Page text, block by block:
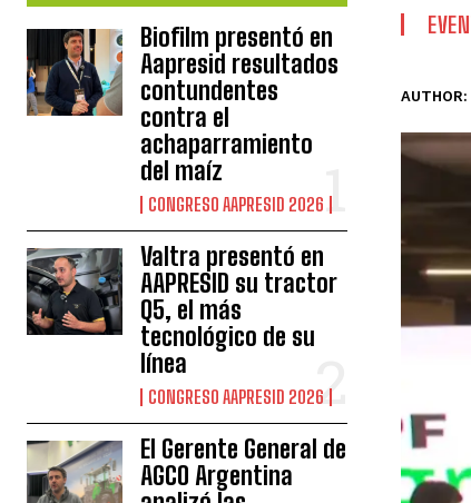
Biofilm presentó en
Aapresid resultados
contundentes
contra el
achaparramiento
del maíz
CONGRESO AAPRESID 2026
Valtra presentó en
AAPRESID su tractor
Q5, el más
tecnológico de su
línea
CONGRESO AAPRESID 2026
El Gerente General de
AGCO Argentina
AUTHOR: